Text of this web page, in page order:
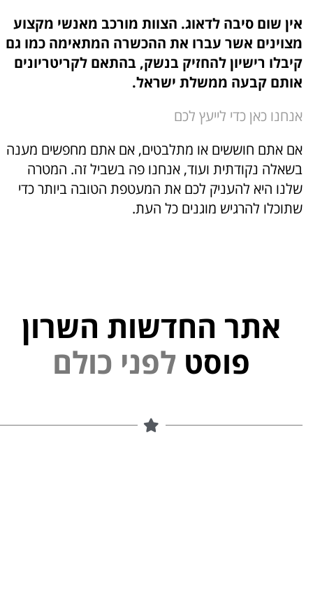
אין שום סיבה לדאוג. הצוות מורכב מאנשי מקצוע
מצוינים אשר עברו את ההכשרה המתאימה כמו גם
קיבלו רישיון להחזיק בנשק, בהתאם לקריטריונים
אותם קבעה ממשלת ישראל.
אנחנו כאן כדי לייעץ לכם
אם אתם חוששים או מתלבטים, אם אתם מחפשים מענה
בשאלה נקודתית ועוד, אנחנו פה בשביל זה. המטרה
שלנו היא להעניק לכם את המעטפת הטובה ביותר כדי
שתוכלו להרגיש מוגנים כל העת.
אתר החדשות השרון
פוסט